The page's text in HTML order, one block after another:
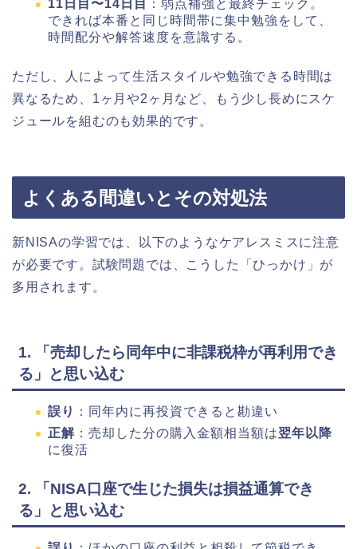
11日目〜14日目
：弱点補強と最終チェック。
できれば本番と同じ時間帯に集中勉強をして、
時間配分や解答速度を意識する。
ただし、人によって生活スタイルや勉強できる時間は
異なるため、1ヶ月や2ヶ月など、もう少し長めにスケ
ジュールを組むのも効果的です。
よくある間違いとその対処法
新NISAの学習では、以下のようなケアレスミスに注意
が必要です。試験問題では、こうした「ひっかけ」が
多用されます。
1. 「売却したら同年中に非課税枠が再利用でき
る」と思い込む
誤り
：同年内に再投資できると勘違い
正解 ：売却した分の購入金額相当額は翌年以降
に復活
2. 「NISA口座で生じた損失は損益通算でき
る」と思い込む